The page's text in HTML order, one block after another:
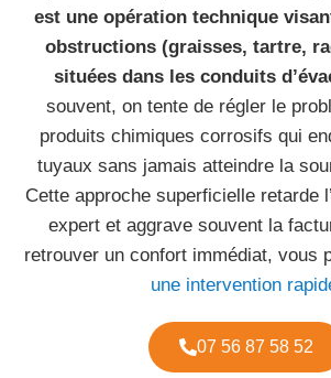
est une opération technique
obstructions (graisses, tartre,
situées dans les conduits
souvent, on tente de régler le
produits chimiques corrosifs qui
tuyaux sans jamais atteindre la
Cette approche superficielle retarde
expert et aggrave souvent la
retrouver un confort immédiat, vous
une intervention
07 56 87 58 52